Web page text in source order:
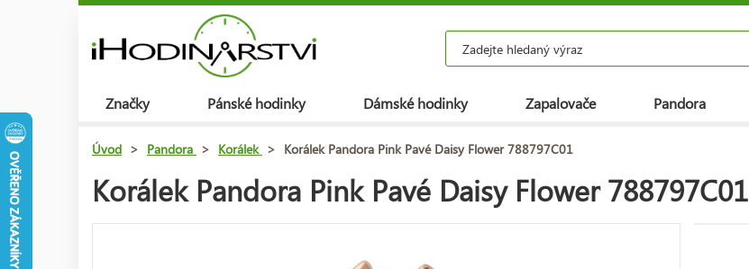
Značky Pánské hodinky Dámské hodinky Zapalovače Pandora
Úvod > Pandora > Korálek > Korálek Pandora Pink Pavé Daisy Flower 788797C01
Korálek Pandora Pink Pavé Daisy Flower 788797C01